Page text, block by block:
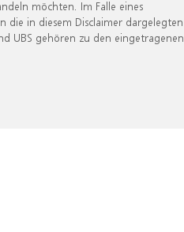
möchten. Im Falle eines
in diesem Disclaimer dargelegten
UBS gehören zu den eingetragenen